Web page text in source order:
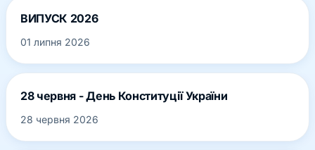
ВИПУСК 2026
01 липня 2026
28 червня - День Конституції України
28 червня 2026